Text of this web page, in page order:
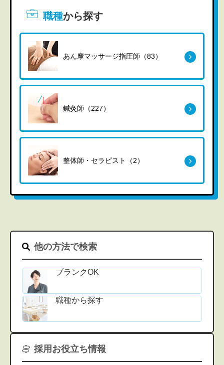
職種から探す
あん摩マッサージ指圧師（83）
鍼灸師（227）
整体師・セラピスト（2）
他の方法で検索
ブランクOK
職種から探す
採用お役立ち情報